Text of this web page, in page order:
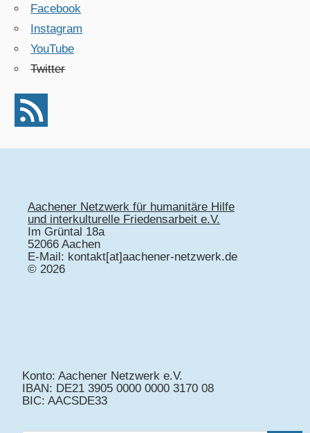
Facebook
Instagram
YouTube
Twitter
Aachener Netzwerk für humanitäre Hilfe
und interkulturelle Friedensarbeit e.V.
Im Grüntal 18a
52066 Aachen
E-Mail: kontakt[at]aachener-netzwerk.de
© 2026
Konto: Aachener Netzwerk e.V.
IBAN: DE21 3905 0000 0000 3170 08
BIC: AACSDE33